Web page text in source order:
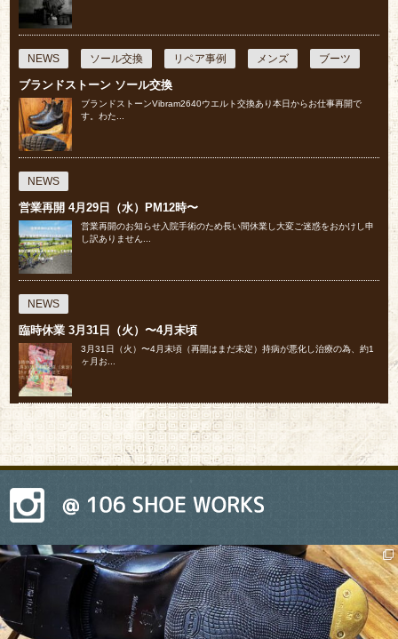
NEWS ソール交換 リペア事例 メンズ ブーツ
ブランドストーン ソール交換
ブランドストーンVibram2640ウエルト交換あり本日からお仕事再開で
す。わた...
NEWS
営業再開 4月29日（水）PM12時〜
営業再開のお知らせ入院手術のため長い間休業し大変ご迷惑をおかけし申
し訳ありません...
NEWS
臨時休業 3月31日（火）〜4月末頃
⁡3月31日（火）〜4月末頃（再開はまだ未定）⁡持病が悪化し治療の為、約1
ヶ月お...